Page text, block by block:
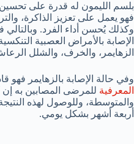
بلسم الليمون له قدرة على
فهو يعمل على تعزيز الذاكرة،
وكذلك يُحسن أداء الفرد.
الإصابة بالأمراض العصبية
الزهايمر، والخرف، والشلل
وفي حالة الإصابة بالزهايمر فهو
المعرفية للمرضى المصابين به
والمتوسطة، وللوصول لهذه
أربعة أشهر بشكل يومي.